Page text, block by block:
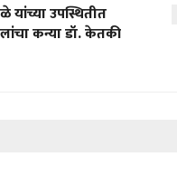
यांच्या उपस्थितीत
कन्या डॉ. केतकी